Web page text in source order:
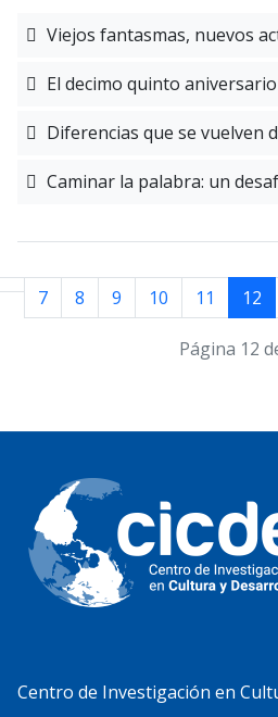
Viejos fantasmas, nuevos
El decimo quinto aniversario
Diferencias que se vuelven
Caminar la palabra: un
7 8 9 10 11 12
Página 12
Centro de Investigación en